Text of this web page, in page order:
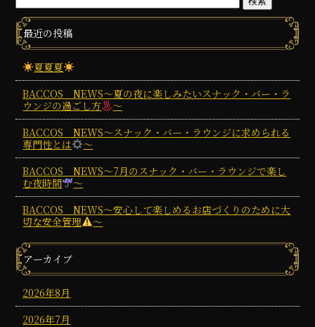
最近の投稿
夏夏夏
BACCOS NEWS～夏の夜に楽しみたいスナック・バー・ラ
ウンジの過ごし方
～
BACCOS NEWS～スナック・バー・ラウンジに求められる
専門性とは
～
BACCOS NEWS～7月のスナック・バー・ラウンジで楽し
む夜時間
～
BACCOS NEWS～安心して楽しめるお店づくりのために大
切な安全管理
～
アーカイブ
2026年8月
2026年7月